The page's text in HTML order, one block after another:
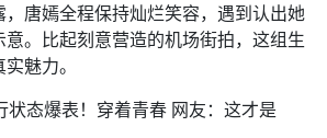
唐嫣全程保持灿烂笑容，遇到认出她
。比起刻意营造的机场街拍，这组生
魅力。